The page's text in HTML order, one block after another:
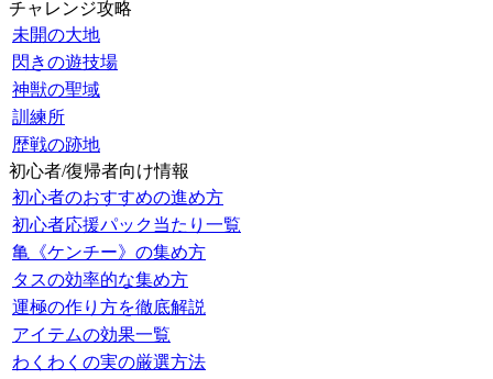
チャレンジ攻略
未開の大地
閃きの遊技場
神獣の聖域
訓練所
歴戦の跡地
初心者/復帰者向け情報
初心者のおすすめの進め方
初心者応援パック当たり一覧
亀《ケンチー》の集め方
タスの効率的な集め方
運極の作り方を徹底解説
アイテムの効果一覧
わくわくの実の厳選方法